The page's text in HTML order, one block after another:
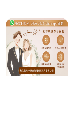
準新人的個性及預算﹔
賓客永誌難忘！